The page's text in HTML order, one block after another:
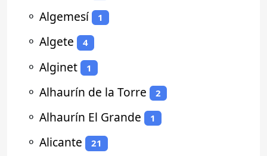
⚬ Algemesí 1
⚬ Algete 4
⚬ Alginet 1
⚬ Alhaurín de la Torre 2
⚬ Alhaurín El Grande 1
⚬ Alicante 21